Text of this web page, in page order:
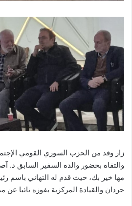
زار وفد من الحزب السوري القومي
والتقاه بحضور والده السفير السابق د.
مها خير بك، حيث قدم له التهاني باسم
حردان والقيادة المركزية بفوزه نائبا عن